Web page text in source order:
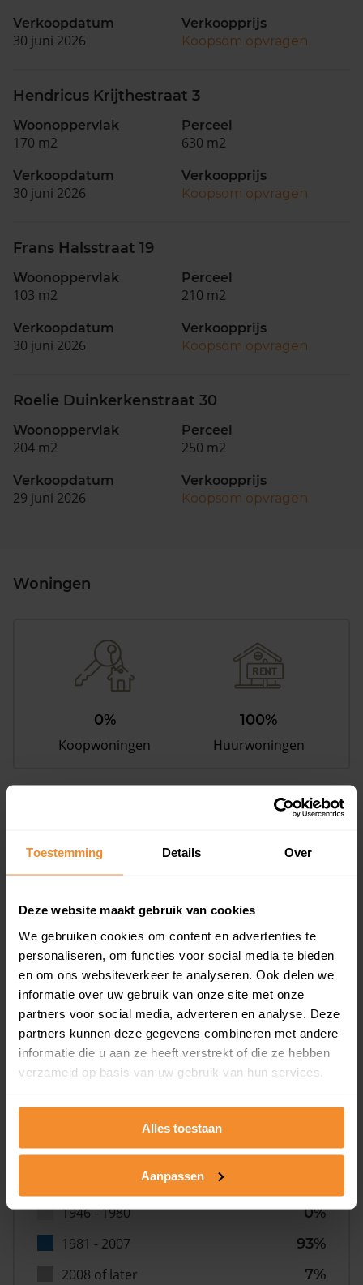
Toestemming Details Over
Deze website maakt gebruik van cookies
We gebruiken cookies om content en advertenties te
personaliseren, om functies voor social media te bieden
en om ons websiteverkeer te analyseren. Ook delen we
informatie over uw gebruik van onze site met onze
partners voor social media, adverteren en analyse. Deze
partners kunnen deze gegevens combineren met andere
informatie die u aan ze heeft verstrekt of die ze hebben
verzameld op basis van uw gebruik van hun services.
Alles toestaan
Aanpassen
Verkoopdatum
30 juni 2026
Verkoopprijs
Koopsom opvragen
Hendricus Krijthestraat 3
Woonoppervlak
170 m2
Perceel
630 m2
Verkoopdatum
30 juni 2026
Verkoopprijs
Koopsom opvragen
Frans Halsstraat 19
Woonoppervlak
103 m2
Perceel
210 m2
Verkoopdatum
30 juni 2026
Verkoopprijs
Koopsom opvragen
Roelie Duinkerkenstraat 30
Woonoppervlak
204 m2
Perceel
250 m2
Verkoopdatum
29 juni 2026
Verkoopprijs
Koopsom opvragen
Woningen
0%
Koopwoningen
100%
Huurwoningen
Bouwjaar
1946 - 1980
0%
1981 - 2007
93%
2008 of later
7%